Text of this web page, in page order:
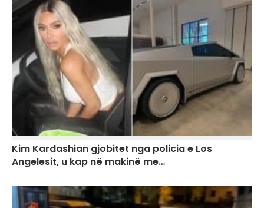
Kim Kardashian gjobitet nga policia e Los
Angelesit, u kap në makinë me…